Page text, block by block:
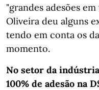
"grandes adesões
Oliveira deu alguns
tendo em conta os
momento.
No setor da
100% de adesão na